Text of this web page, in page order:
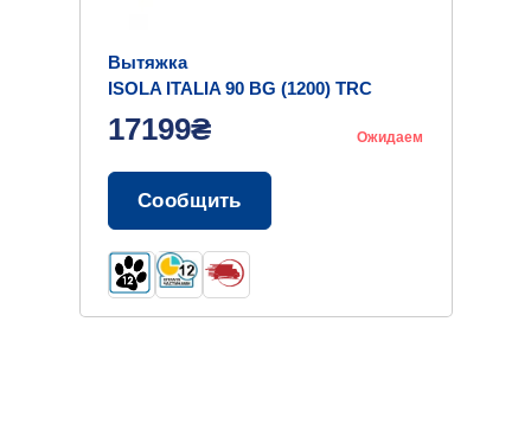
Вытяжка
ISOLA ITALIA 90 BG (1200) TRC
17199₴ Ожидаем
Сообщить